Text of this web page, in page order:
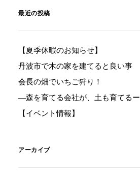
最近の投稿
【夏季休暇のお知らせ】
丹波市で木の家を建てると良い事
会長の畑でいちご狩り！
―森を育てる会社が、土も育てるー
【イベント情報】
アーカイブ